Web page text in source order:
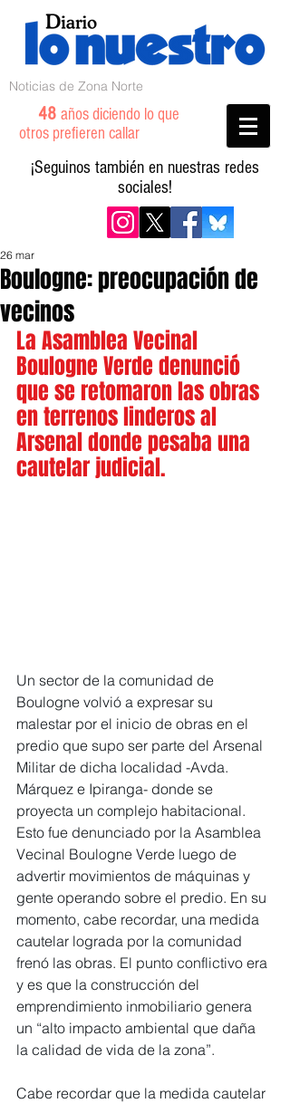
Noticias de Zona Norte
48 años diciendo lo que
otros prefieren callar
¡Seguinos también en nuestras redes
sociales!
Boulogne: preocupación de
vecinos
26 mar
La Asamblea Vecinal
Boulogne Verde denunció
que se retomaron las obras
en terrenos linderos al
Arsenal donde pesaba una
cautelar judicial.
Un sector de la comunidad de
Boulogne volvió a expresar su
malestar por el inicio de obras en el
predio que supo ser parte del Arsenal
Militar de dicha localidad -Avda.
Márquez e Ipiranga- donde se
proyecta un complejo habitacional.
Esto fue denunciado por la Asamblea
Vecinal Boulogne Verde luego de
advertir movimientos de máquinas y
gente operando sobre el predio. En su
momento, cabe recordar, una medida
cautelar lograda por la comunidad
frenó las obras. El punto conflictivo era
y es que la construcción del
emprendimiento inmobiliario genera
un “alto impacto ambiental que daña
la calidad de vida de la zona”.
Cabe recordar que la medida cautelar